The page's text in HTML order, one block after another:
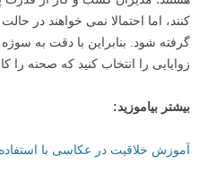
کنند، اما احتمالا نمی خواهند در
گرفته شود. بنابراین با دقت به
زوایایی را انتخاب کنید که صحنه
بیشتر بیاموزید:
آموزش خلاقیت در عکاسی با استفاده